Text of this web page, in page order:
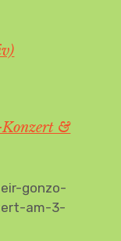
Konzert &
gonzo-
am-3-